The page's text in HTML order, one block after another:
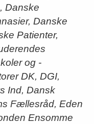
Danske
Danske
Patienter,
og -
DK, DGI,
Ind, Dansk
Fællesråd, Eden
Ensomme